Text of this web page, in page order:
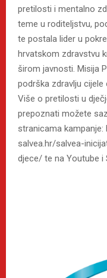
pretilosti i mentalno
teme u roditeljstvu,
te postala lider u
hrvatskom zdravstvu
širom javnosti. Misija
podrška zdravlju cijele
Više o pretilosti u
prepoznati možete
stranicama
salvea.hr/salvea-
djece/ te na Youtube i